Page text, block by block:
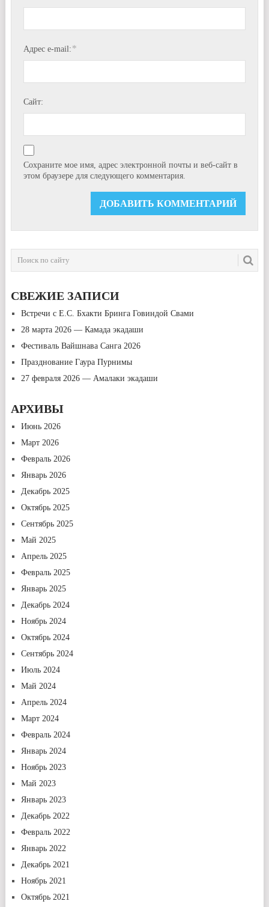
Адрес e-mail: *
Сайт:
Сохраните мое имя, адрес электронной почты и веб-сайт в
этом браузере для следующего комментария.
СВЕЖИЕ ЗАПИСИ
Встречи с Е.С. Бхакти Бринга Говиндой Свами
28 марта 2026 — Камада экадаши
Фестиваль Вайшнава Санга 2026
Празднование Гаура Пурнимы
27 февраля 2026 — Амалаки экадаши
АРХИВЫ
Июнь 2026
Март 2026
Февраль 2026
Январь 2026
Декабрь 2025
Октябрь 2025
Сентябрь 2025
Май 2025
Апрель 2025
Февраль 2025
Январь 2025
Декабрь 2024
Ноябрь 2024
Октябрь 2024
Сентябрь 2024
Июль 2024
Май 2024
Апрель 2024
Март 2024
Февраль 2024
Январь 2024
Ноябрь 2023
Май 2023
Январь 2023
Декабрь 2022
Февраль 2022
Январь 2022
Декабрь 2021
Ноябрь 2021
Октябрь 2021